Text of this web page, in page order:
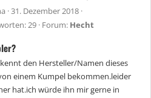
31. Dezember 2018
29 Forum: Hecht
den Hersteller/Namen dieses
einem Kumpel bekommen.leider
hat.ich würde ihn mir gerne in